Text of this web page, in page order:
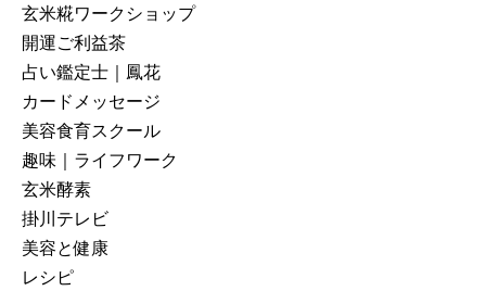
玄米糀ワークショップ
開運ご利益茶
占い鑑定士｜鳳花
カードメッセージ
美容食育スクール
趣味｜ライフワーク
玄米酵素
掛川テレビ
美容と健康
レシピ